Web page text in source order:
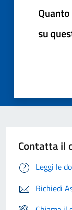
su
Contatta il
Leggi le
Richiedi